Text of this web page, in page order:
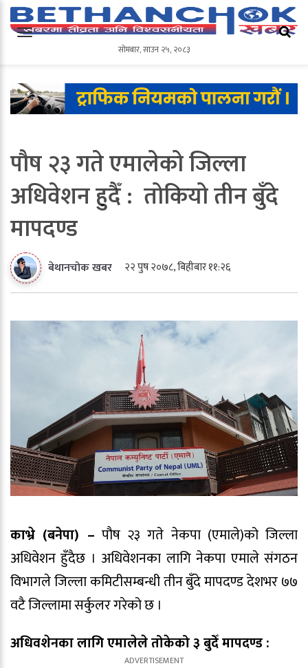
सोमबार,साउन २५,२०८३
सोमबार,साउन २५, २०८३
पौष २३ गते एमालेको जिल्ला
अधिवेशन हुदैँ : तोकियो तीन बुँदे
मापदण्ड
बेथानचोक खबर २२ पुष २०७८, बिहीबार ११:२६
काभ्रे (बनेपा) – पौष २३ गते नेकपा (एमाले)को जिल्ला
अधिवेशन हुँदैछ । अधिवेशनका लागि नेकपा एमाले संगठन
विभागले जिल्ला कमिटीसम्बन्धी तीन बुँदे मापदण्ड देशभर ७७
वटै जिल्लामा सर्कुलर गरेको छ ।
अधिवशेनका लागि एमालेले तोकेको ३ बुदेँ मापदण्ड :